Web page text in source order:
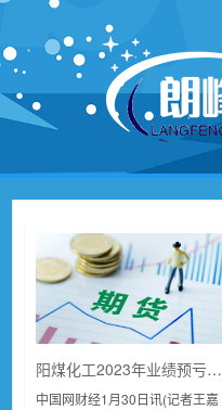
阳煤化工2023年业绩预亏11.6亿元至15.7亿元 公司及董监高收上交所监管函
中国网财经1月30日讯(记者王嘉